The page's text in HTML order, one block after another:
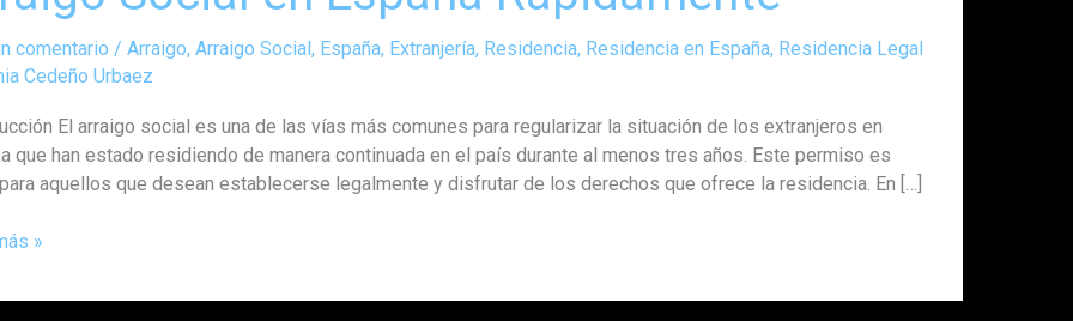
comentario / Arraigo, Arraigo Social, España, Extranjería, Residencia, Residencia en España, Residencia Legal
Cedeño Urbaez
El arraigo social es una de las vías más comunes para regularizar la situación de los extranjeros en
que han estado residiendo de manera continuada en el país durante al menos tres años. Este permiso es
aquellos que desean establecerse legalmente y disfrutar de los derechos que ofrece la residencia. En […]
»